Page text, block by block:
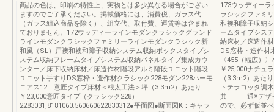
商品の色は、印刷の特性上、実物とは多少異なる場合がござい
ますのでご了承ください。掲載価格には、消費税、ガラス代
（ガラス組込商品を除く）、組立代、取付費、運賃等は含まれ
ておりません。172ウッディーラインモダンクラシックグランド
ラインモダンクラシックファミリーラインモダンクラシック新
和風（SL）戸襖和襖和障子収納システム収納ボックスタイプシ
ステム収納フレームタイプシステム収納パネルタイプ集成カウ
ンター／床下収納床材／床造作材階段アルミ階段ユニット階段
ユニット手すりDS窓枠・造作材クラシック228モダン228ハーモ
ニアス12 意匠タイプ床材＜根太工法＞坪（3.3m2）あたり
￥23,000意匠タイプ（クラシック228）
2283031,8181060.560660622830312●平面図●断面図K：キャラ
173ウッディー
ラシックファミ
和襖和障子収納
ームタイプシス
納床材／床造作
DS窓枠・造作材
〈455（幅広）
￥25,000ナチュ
（3.3m2）あた
トテラコッタ調
共 通※デザイン
ので、必ず仮並